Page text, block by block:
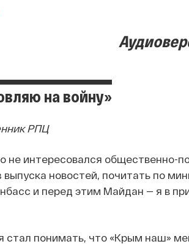
на войну»
РПЦ
не интересовался общественно-
новостей, почитать по
и перед этим Майдан — я в
стал понимать, что «Крым наш»